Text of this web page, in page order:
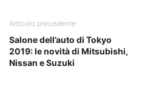
Articolo precedente
Salone dell’auto di Tokyo
2019: le novità di Mitsubishi,
Nissan e Suzuki